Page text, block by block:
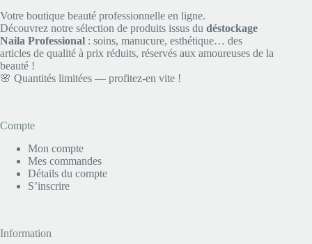
Votre boutique beauté professionnelle en ligne.
Découvrez notre sélection de produits issus du déstockage
Naila Professional : soins, manucure, esthétique… des
articles de qualité à prix réduits, réservés aux amoureuses de la
beauté !
🌸 Quantités limitées — profitez-en vite !
Compte
Mon compte
Mes commandes
Détails du compte
S’inscrire
Information